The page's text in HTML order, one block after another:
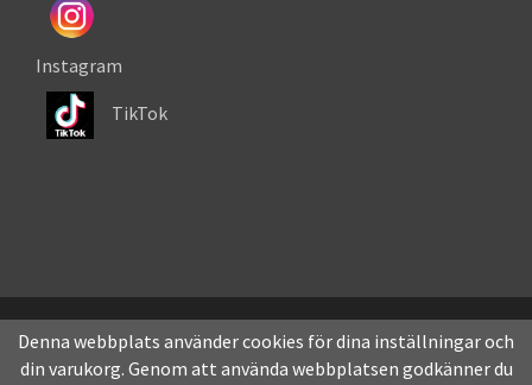
Instagram
TikTok
Denna webbplats använder cookies för dina inställningar och
din varukorg. Genom att använda webbplatsen godkänner du